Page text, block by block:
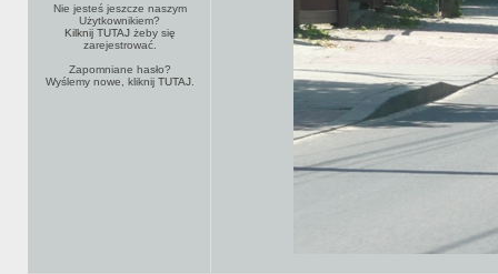
Nie jesteś jeszcze naszym
Użytkownikiem?
Kilknij TUTAJżeby się
zarejestrować.
Zapomniane hasło?
Wyślemy nowe, kliknij TUTAJ.